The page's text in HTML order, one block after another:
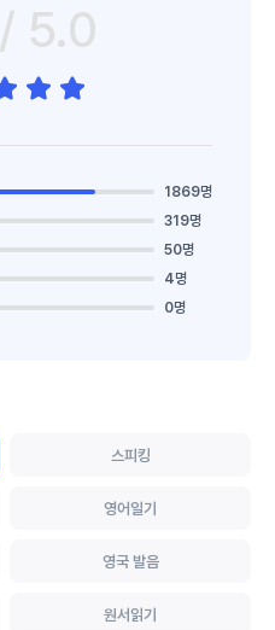
/ 5.0
1869명
319명
50명
4명
0명
스피킹
영어일기
영국 발음
원서읽기